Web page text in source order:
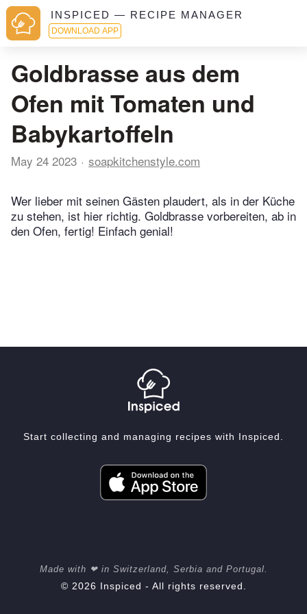
INSPICED — RECIPE MANAGER
DOWNLOAD APP
Goldbrasse aus dem
Ofen mit Tomaten und
Babykartoffeln
May 24 2023 soapkitchenstyle.com
Wer lieber mit seinen Gästen plaudert, als in der Küche
zu stehen, ist hier richtig. Goldbrasse vorbereiten, ab in
den Ofen, fertig! Einfach genial!
Start collecting and managing recipes with Inspiced.
Made with ❤ in Switzerland, Serbia and Portugal.
© 2026 Inspiced - All rights reserved.